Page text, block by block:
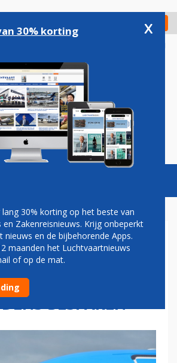
Check in
Podcasts Vacatures
KAN MET ÉÉN
MINDER DE
VAN DRIE
BESPAREN
30% korting x
30% korting op het beste van
en Zakenreisnieuws. Krijg onbeperkt
en de bijbehorende Apps.
maanden het Luchtvaartnieuws
of op de mat.